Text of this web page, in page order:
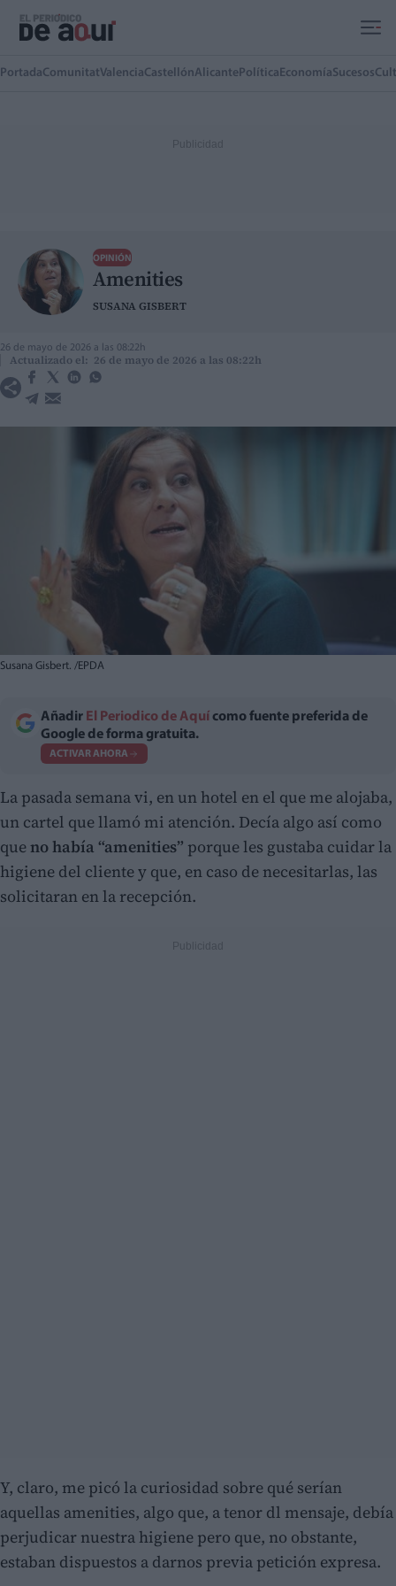
PortadaComunitatValenciaCastellónAlicante Política EconomíaSucesos
Amenities
OPINIÓN
SUSANA GISBERT
26 de mayo de 2026 a las 08:22h
Actualizado el: 26 de mayo de 2026 a las 08:22h
Susana Gisbert. /EPDA
Añadir El Periodico de Aquí como fuente preferida de
Google de forma gratuita.
ACTIVAR AHORA
La pasada semana vi, en un hotel en el que me alojaba,
un cartel que llamó mi atención. Decía algo así como
queno había “amenities” porque les gustaba cuidar la
higiene del cliente y que, en caso de necesitarlas, las
solicitaran en la recepción.
Y, claro, me picó la curiosidad sobre qué serían
aquellas amenities, algo que, a tenor dl mensaje, debía
perjudicar nuestra higiene pero que, no obstante,
estaban dispuestos a darnos previa petición expresa.